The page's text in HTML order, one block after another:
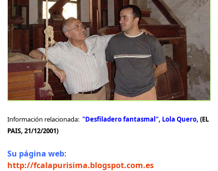
Información relacionada: "Desfiladero fantasmal", Lola Quero, (EL
PAIS, 21/12/2001)
Su página web:
http://fcalapurisima.blogspot.com.es